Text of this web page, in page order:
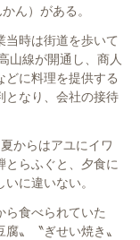
ん）がある。
当時は街道を歩いて
山線が開通し、商人
どに料理を提供する
となり、会社の接待
からはアユにイワ
とらふぐと、夕食に
に違いない。
ら食べられていた
〟〝ぎせい焼き〟